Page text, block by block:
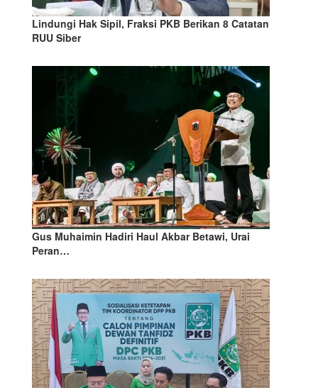
Lindungi Hak Sipil, Fraksi PKB Berikan 8 Catatan
RUU Siber
Gus Muhaimin Hadiri Haul Akbar Betawi, Urai
Peran…